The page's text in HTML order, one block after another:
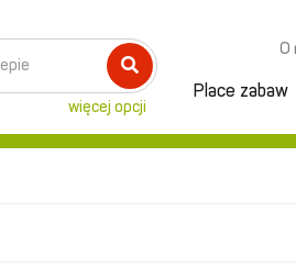
więcej opcji
O
Place zabaw